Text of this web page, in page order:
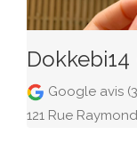
Dokkebi14
Google avis
121 Rue